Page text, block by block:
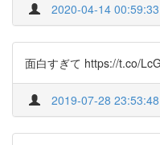
2020-04-14 00:59:33
面白すぎて https://t.co/
2019-07-28 23:53:48